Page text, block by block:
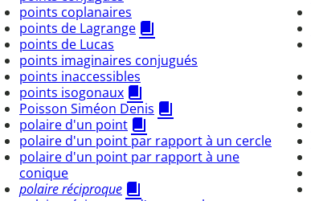
points coplanaires
points de Lagrange
points de Lucas
points imaginaires conjugués
points inaccessibles
points isogonaux
Poisson Siméon Denis
polaire d'un point
polaire d'un point par rapport à un cercle
polaire d'un point par rapport à une
conique
polaire réciproque